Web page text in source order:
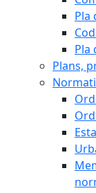
Pla
Pla
Plans,